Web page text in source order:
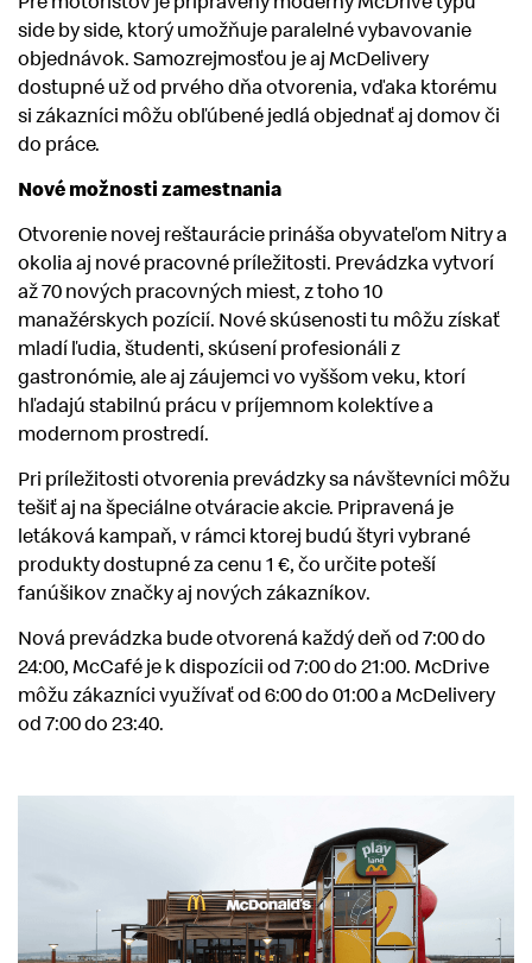
side by side, ktorý umožňuje paralelné vybavovanie
objednávok. Samozrejmosťou je aj McDelivery
dostupné už od prvého dňa otvorenia, vďaka ktorému
si zákazníci môžu obľúbené jedlá objednať aj domov či
do práce.
Nové možnosti zamestnania
Otvorenie novej reštaurácie prináša obyvateľom Nitry a
okolia aj nové pracovné príležitosti. Prevádzka vytvorí
až 70 nových pracovných miest, z toho 10
manažérskych pozícií. Nové skúsenosti tu môžu získať
mladí ľudia, študenti, skúsení profesionáli z
gastronómie, ale aj záujemci vo vyššom veku, ktorí
hľadajú stabilnú prácu v príjemnom kolektíve a
modernom prostredí.
Pri príležitosti otvorenia prevádzky sa návštevníci môžu
tešiť aj na špeciálne otváracie akcie. Pripravená je
letáková kampaň, v rámci ktorej budú štyri vybrané
produkty dostupné za cenu 1 €, čo určite poteší
fanúšikov značky aj nových zákazníkov.
Nová prevádzka bude otvorená každý deň od 7:00 do
24:00, McCafé je k dispozícii od 7:00 do 21:00. McDrive
môžu zákazníci využívať od 6:00 do 01:00 a McDelivery
od 7:00 do 23:40.